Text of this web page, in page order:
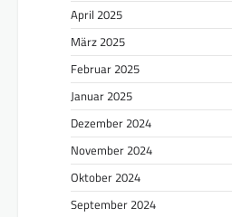
April 2025
März 2025
Februar 2025
Januar 2025
Dezember 2024
November 2024
Oktober 2024
September 2024